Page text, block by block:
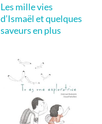
Les mille vies
d’Ismaël et quelques
saveurs en plus